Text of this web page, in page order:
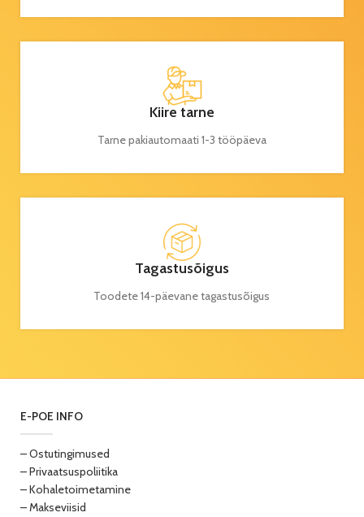
Kiire tarne
Tarne pakiautomaati 1-3 tööpäeva
Tagastusõigus
Toodete 14-päevane tagastusõigus
E-POE INFO
– Ostutingimused
– Privaatsuspoliitika
– Kohaletoimetamine
– Makseviisid